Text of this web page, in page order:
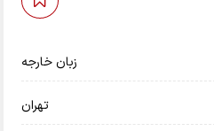
زبان خارجه
تهران